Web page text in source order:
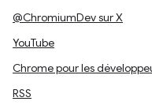
@ChromiumDev sur X
YouTube
Chrome pour les
RSS